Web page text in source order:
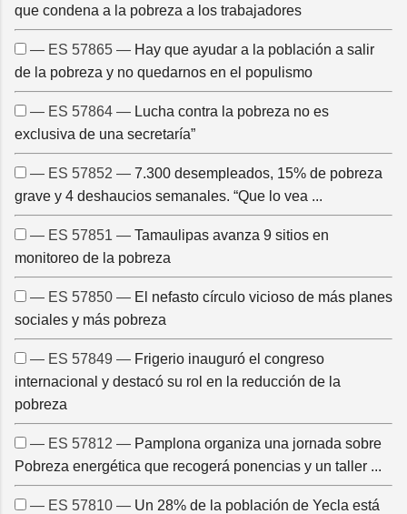
que condena a la pobreza a los trabajadores
— ES 57865 — Hay que ayudar a la población a salir
de la pobreza y no quedarnos en el populismo
— ES 57864 — Lucha contra la pobreza no es
exclusiva de una secretaría”
— ES 57852 — 7.300 desempleados, 15% de pobreza
grave y 4 deshaucios semanales. “Que lo vea ...
— ES 57851 — Tamaulipas avanza 9 sitios en
monitoreo de la pobreza
— ES 57850 — El nefasto círculo vicioso de más planes
sociales y más pobreza
— ES 57849 — Frigerio inauguró el congreso
internacional y destacó su rol en la reducción de la
pobreza
— ES 57812 — Pamplona organiza una jornada sobre
Pobreza energética que recogerá ponencias y un taller ...
— ES 57810 — Un 28% de la población de Yecla está